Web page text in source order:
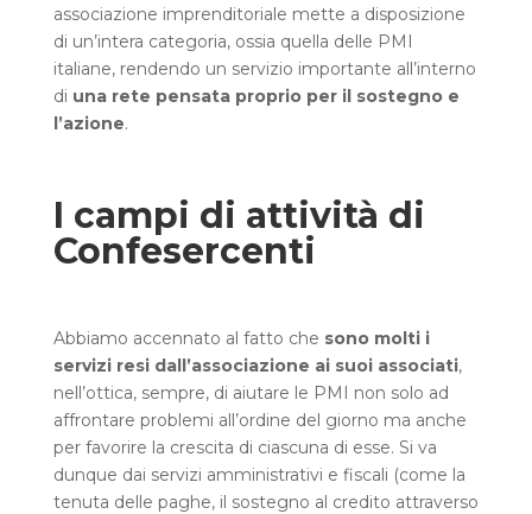
associazione imprenditoriale mette a disposizione
di un’intera categoria, ossia quella delle PMI
italiane, rendendo un servizio importante all’interno
di una rete pensata proprio per il sostegno e
l’azione.
I campi di attività di
Confesercenti
Abbiamo accennato al fatto che sono molti i
servizi resi dall’associazione ai suoi associati,
nell’ottica, sempre, di aiutare le PMI non solo ad
affrontare problemi all’ordine del giorno ma anche
per favorire la crescita di ciascuna di esse. Si va
dunque dai servizi amministrativi e fiscali (come la
tenuta delle paghe, il sostegno al credito attraverso